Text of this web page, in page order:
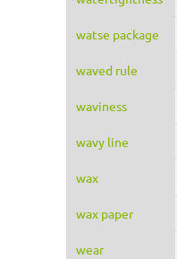
watse package
waved rule
waviness
wavy line
wax
wax paper
wear